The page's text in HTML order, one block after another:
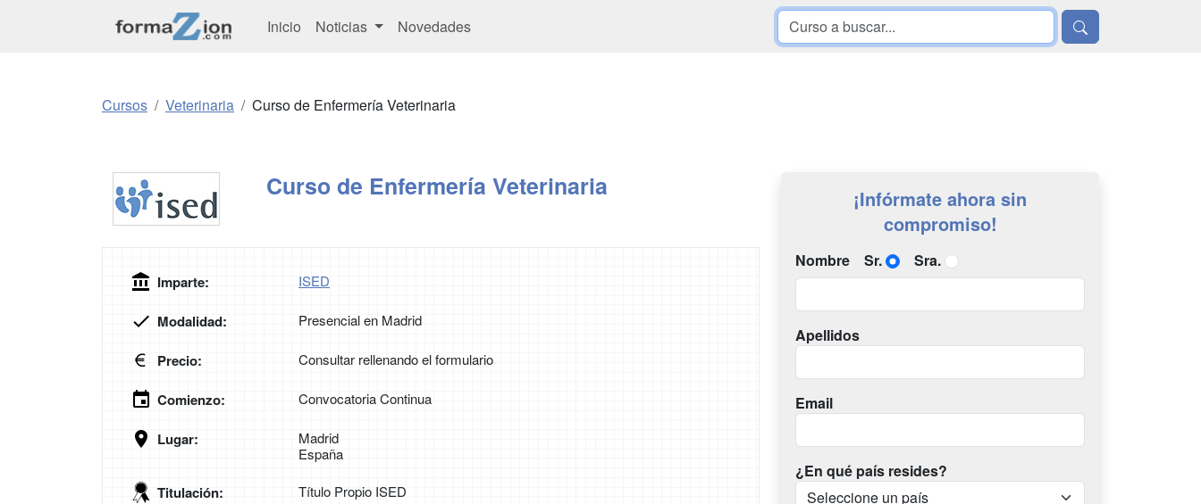
Inicio Noticias Novedades
Cursos Veterinaria Curso de Enfermería Veterinaria
Curso de Enfermería Veterinaria
Imparte: ISED
Modalidad: Presencial en Madrid
Precio: Consultar rellenando el formulario
Comienzo: Convocatoria Continua
Lugar:
Madrid
España
Titulación: Título Propio ISED
¡Infórmate ahora sin
compromiso!
Nombre Sr. Sra.
Apellidos
Email
¿En qué país resides?